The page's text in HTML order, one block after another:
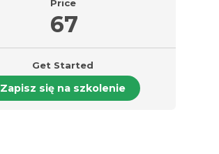
Price
67
Get Started
Zapisz się na szkolenie